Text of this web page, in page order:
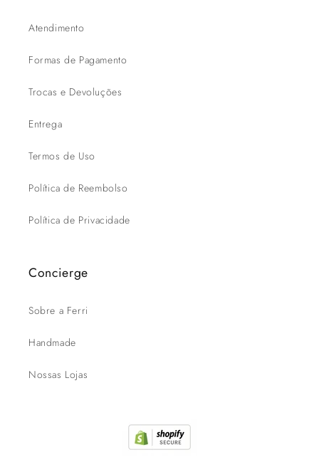
Atendimento
Formas de Pagamento
Trocas e Devoluções
Entrega
Termos de Uso
Política de Reembolso
Política de Privacidade
Concierge
Sobre a Ferri
Handmade
Nossas Lojas